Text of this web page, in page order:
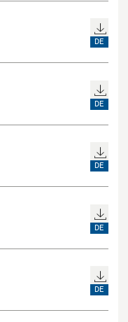
DE
DE
DE
DE
DE